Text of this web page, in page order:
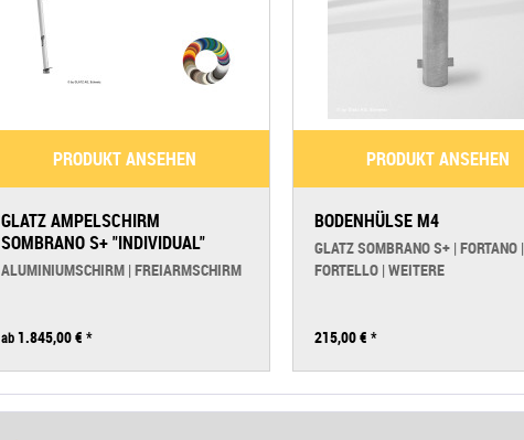
PRODUKT ANSEHEN
GLATZ AMPELSCHIRM
SOMBRANO S+ "INDIVIDUAL"
ALUMINIUMSCHIRM | FREIARMSCHIRM
ab1.845,00 € *
PRODUKT ANSEHEN
BODENHÜLSE M4
GLATZ SOMBRANO S+ | FORTANO |
FORTELLO | WEITERE
215,00 € *